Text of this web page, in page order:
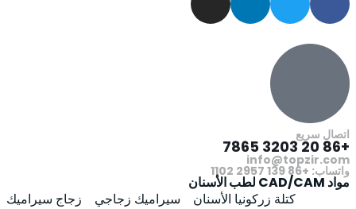
اتصال سريع
+86 20 3203 7865
info@topzir.com
واتساب: +86 139 2957 1102
مواد CAD/CAM لطب الأسنان
كتلة زركونيا الأسنان
سيراميك زجاجي
زجاج سيراميك